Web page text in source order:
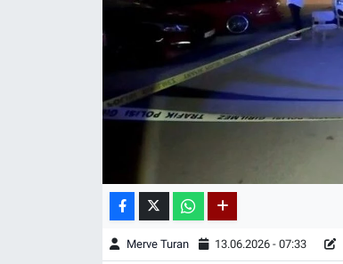
Merve Turan 13.06.2026 - 07:33